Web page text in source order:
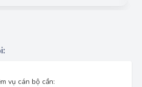
vụ cán bộ cần: